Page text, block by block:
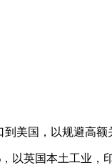
美国，以规避高额
英国本土工业，